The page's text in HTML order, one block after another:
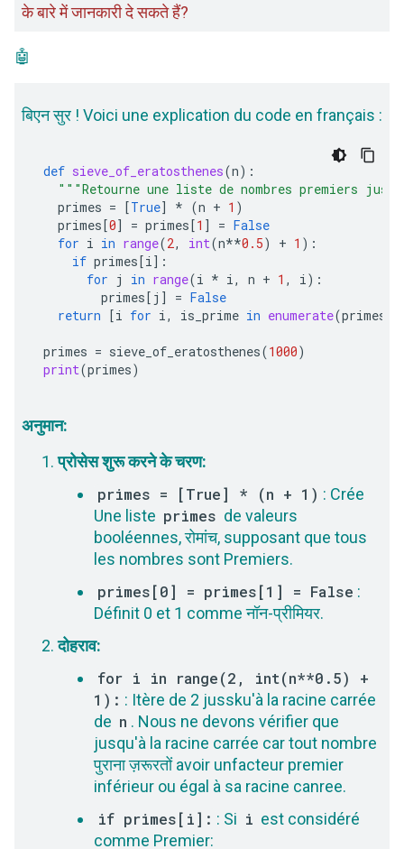
के बारे में जानकारी दे सकते हैं?
🤖
बिएन सुर ! Voici une explication du code en français :
def sieve_of_eratosthenes(n):
"""Retourne une liste de nombres premiers
primes = [True] * (n + 1 )
primes[0] = primes[1 ] = False
for i in range(2, int(n**0.5) + 1 ):
if primes[i]:
for j in range(i * i, n + 1 , i):
primes[ j ] = False
return [i for i, is_prime in enumerate(primes
primes = sieve_of_eratosthenes(1000)
print(primes)
अनुमान:
प्रोसेस शुरू करने के चरण:
primes = [True] * (n + 1) : Crée
Une liste primes de valeurs
booléennes, रोमांच, supposant que tous
les nombres sont Premiers.
primes[0] = primes[1] = False :
Définit 0 et 1 comme नॉन-प्रीमियर.
दोहराव:
for i in range(2, int(n**0.5) +
1): : Itère de 2 jussku'à la racine carrée
de n . Nous ne devons vérifier que
jusqu'à la racine carrée car tout nombre
पुराना ज़रूरतों avoir unfacteur premier
inférieur ou égal à sa racine canree.
if primes[i]: : Si i est considéré
comme Premier: